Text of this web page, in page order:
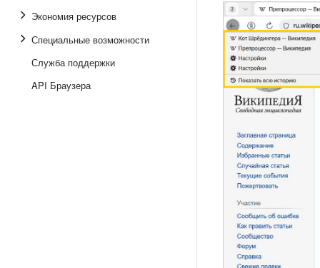
Экономия ресурсов
Специальные возможности
Служба поддержки
API Браузера